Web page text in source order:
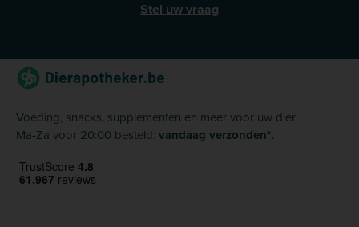
Stel uw vraag
Voeding, snacks, supplementen en meer voor uw dier.
Ma-Za voor 20:00 besteld: vandaag verzonden*.